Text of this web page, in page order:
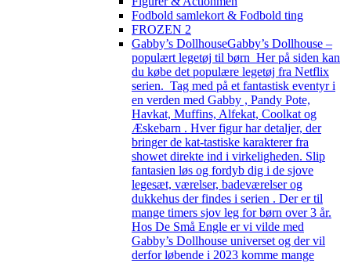
Fodbold samlekort & Fodbold ting
FROZEN 2
Gabby’s DollhouseGabby’s Dollhouse –
populært legetøj til børn Her på siden kan
du købe det populære legetøj fra Netflix
serien. Tag med på et fantastisk eventyr i
en verden med Gabby , Pandy Pote,
Havkat, Muffins, Alfekat, Coolkat og
Æskebarn . Hver figur har detaljer, der
bringer de kat-tastiske karakterer fra
showet direkte ind i virkeligheden. Slip
fantasien løs og fordyb dig i de sjove
legesæt, værelser, badeværelser og
dukkehus der findes i serien . Der er til
mange timers sjov leg for børn over 3 år.
Hos De Små Engle er vi vilde med
Gabby’s Dollhouse universet og der vil
derfor løbende i 2023 komme mange